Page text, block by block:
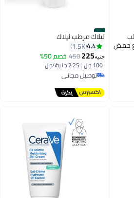
إلى الجافة مع حمض
#6
ليلاك مرطب ليلاك
4.4
1.5K
جنيه225
450 خصم 50%
100 مل |
توصيل مجاني
تم بيع +1500 مؤخرًا
توصيل مجاني